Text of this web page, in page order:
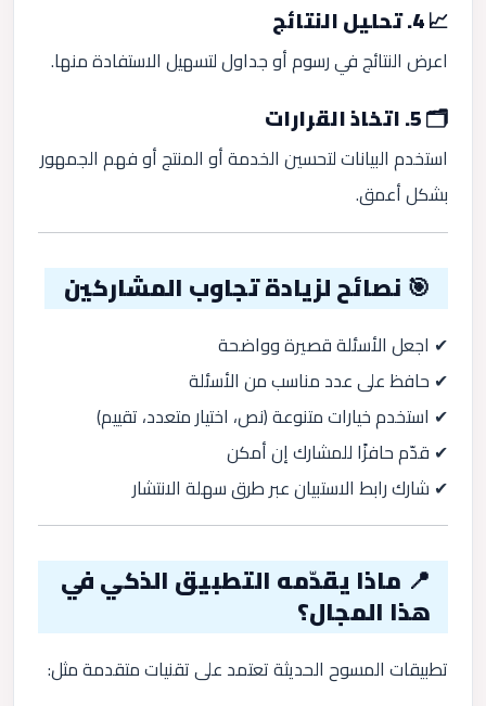
📈 4. تحليل النتائج
اعرض النتائج في رسوم أو جداول لتسهيل الاستفادة منها.
🗂️ 5. اتخاذ القرارات
استخدم البيانات لتحسين الخدمة أو المنتج أو فهم الجمهور
بشكل أعمق.
🎯 نصائح لزيادة تجاوب المشاركين
✔ اجعل الأسئلة قصيرة وواضحة
✔ حافظ على عدد مناسب من الأسئلة
✔ استخدم خيارات متنوعة (نص، اختيار متعدد، تقييم)
✔ قدّم حافزًا للمشارك إن أمكن
✔ شارك رابط الاستبيان عبر طرق سهلة الانتشار
📍 ماذا يقدّمه التطبيق الذكي في
هذا المجال؟
تطبيقات المسوح الحديثة تعتمد على تقنيات متقدمة مثل: